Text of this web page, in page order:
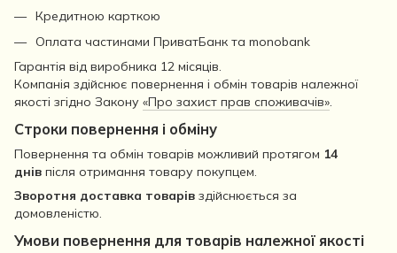
Кредитною карткою
Оплата частинами ПриватБанк та monobank
Гарантія від виробника 12 місяців.
Компанія здійснює повернення і обмін товарів належної
якості згідно Закону «Про захист прав споживачів».
Строки повернення і обміну
Повернення та обмін товарів можливий протягом 14
днів після отримання товару покупцем.
Зворотня доставка товарів здійснюється за
домовленістю.
Умови повернення для товарів належної якості